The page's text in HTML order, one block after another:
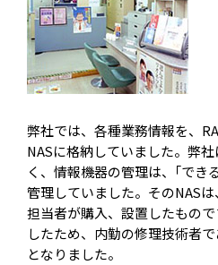
弊社では、各種業務情報を、
NASに格納していました。弊
く、情報機器の管理は、｢でき
管理していました。そのNAS
担当者が購入、設置したもの
したため、内勤の修理技術者
となりました。